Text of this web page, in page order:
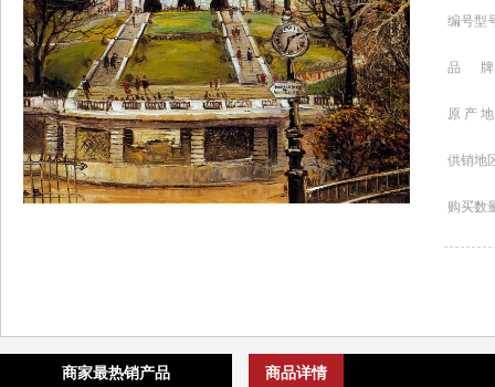
编号型
品 牌
原 产
供销地
购买数
商家最热销产品 商品详情